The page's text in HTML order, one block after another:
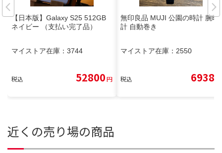
【日本版】Galaxy S25 512GB
ネイビー （支払い完了品）
マイストア在庫： 3744
税込 52800円
無印良品 MUJI 公園の時計 腕時
計 自動巻き
マイストア在庫： 2550
税込 6938
近くの売り場の商品